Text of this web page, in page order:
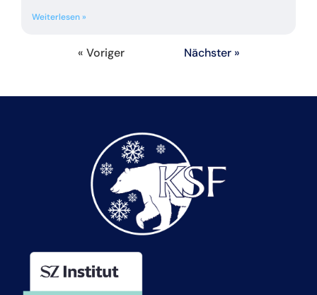
Weiterlesen »
« Voriger Nächster »